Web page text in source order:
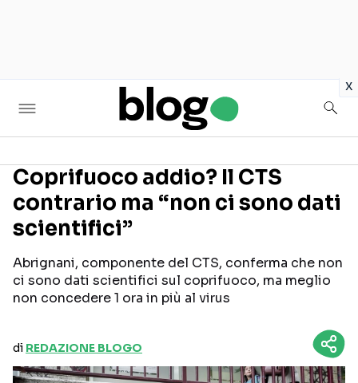
x
Seguici sui social
Coprifuoco addio? Il CTS
contrario ma “non ci sono dati
scientifici”
Abrignani, componente del CTS, conferma che non
ci sono dati scientifici sul coprifuoco, ma meglio
non concedere 1 ora in più al virus
di REDAZIONE BLOGO